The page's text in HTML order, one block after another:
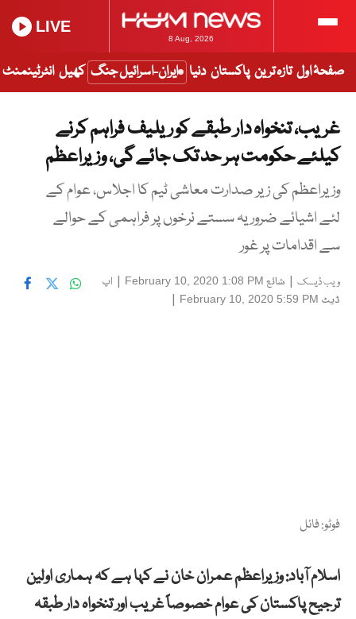
8 Aug, 2026
LIVE
صفحۂ اول تازہ ترین پاکستان دنیا ایران-اسرائیل جنگ کھیل انٹرٹینمنٹ
غریب، تنخواہ دار طبقے کو ریلیف فراہم کرنے
کیلئے حکومت ہر حد تک جائے گی، وزیراعظم
وزیراعظم کی زیر صدارت معاشی ٹیم کا اجلاس، عوام کے
لئے اشیائے ضروریہ سستے نرخوں پر فراہمی کے حوالے
سے اقدامات پر غور
ویب ڈیسک | شائع February 10, 2020 1:08 PM
| اپ
ڈیٹ February 10, 2020 5:59 PM
|
فوٹو: فائل
اسلام آباد: وزیراعظم عمران خان نے کہا ہے کہ ہماری اولین
ترجیح پاکستان کی عوام خصوصاً غریب اور تنخواہ دار طبقہ